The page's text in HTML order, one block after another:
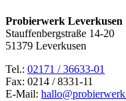
Probierwerk Leverkusen
Stauffenbergstraße 14-20
51379 Leverkusen
Tel.: 02171 / 36633-01
Fax: 0214 / 8331-11
E-Mail: